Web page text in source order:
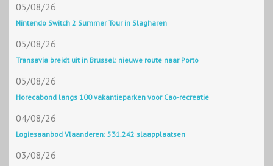
05/08/26
Nintendo Switch 2 Summer Tour in Slagharen
05/08/26
Transavia breidt uit in Brussel: nieuwe route naar Porto
05/08/26
Horecabond langs 100 vakantieparken voor Cao-recreatie
04/08/26
Logiesaanbod Vlaanderen: 531.242 slaapplaatsen
03/08/26